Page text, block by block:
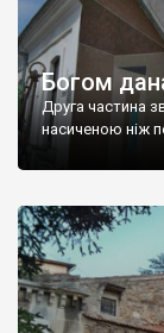
Богом
Друга частина
насиченою ніж